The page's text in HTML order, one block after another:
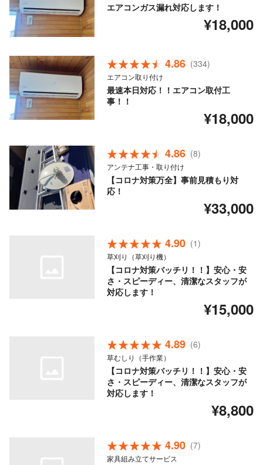
エアコンガス漏れ対応します！
¥18,000
4.86 (334)
エアコン取り付け
最速本日対応！！エアコン取付工
事！！
¥18,000
4.86 (8)
アンテナ工事・取り付け
【コロナ対策万全】事前見積もり対
応！
¥33,000
4.90 (1)
草刈り（草刈り機）
【コロナ対策バッチリ！！】安心・安
さ・スピーディー、清潔なスタッフが
対応します！
¥15,000
4.89 (6)
草むしり（手作業）
【コロナ対策バッチリ！！】安心・安
さ・スピーディー、清潔なスタッフが
対応します！
¥8,800
4.90 (7)
家具組み立てサービス